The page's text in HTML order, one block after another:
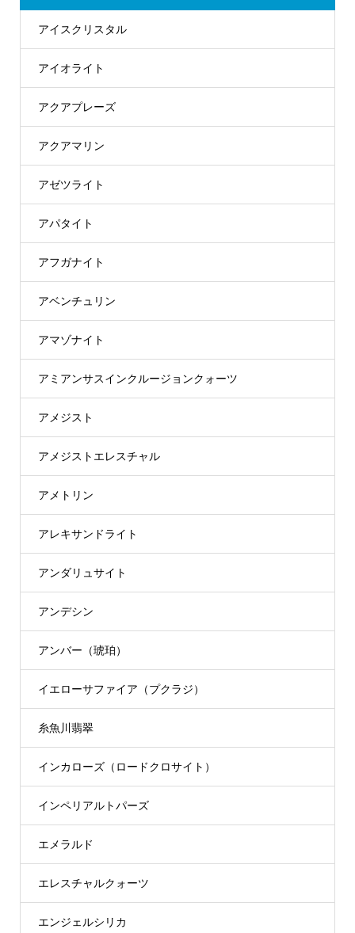
アイスクリスタル
アイオライト
アクアプレーズ
アクアマリン
アゼツライト
アパタイト
アフガナイト
アベンチュリン
アマゾナイト
アミアンサスインクルージョンクォーツ
アメジスト
アメジストエレスチャル
アメトリン
アレキサンドライト
アンダリュサイト
アンデシン
アンバー（琥珀）
イエローサファイア（プクラジ）
糸魚川翡翠
インカローズ（ロードクロサイト）
インペリアルトパーズ
エメラルド
エレスチャルクォーツ
エンジェルシリカ